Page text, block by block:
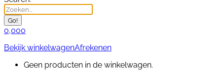
0,000
Bekijk winkelwagenAfrekenen
Geen producten in de winkelwagen.